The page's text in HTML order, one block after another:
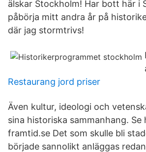
älskar Stockholm! Har bott här i
påbörja mitt andra år på
där jag stormtrivs!
Restaurang jord priser
Även kultur, ideologi och
sina historiska sammanhang. Se
framtid.se Det som skulle bli
började sannolikt anläggas